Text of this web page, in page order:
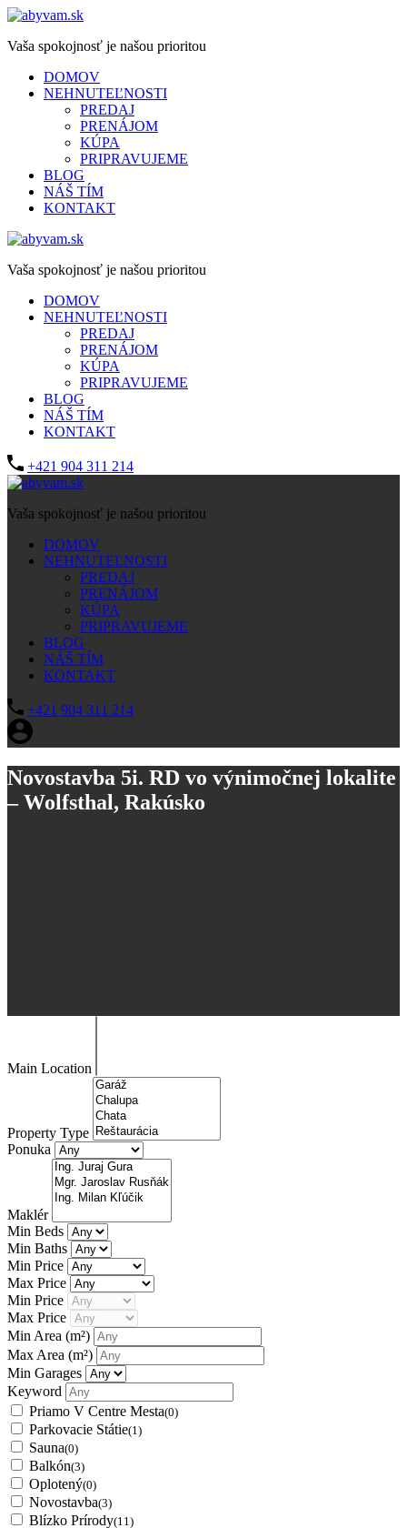
Vaša spokojnosť je našou prioritou
DOMOV
NEHNUTEĽNOSTI
PREDAJ
PRENÁJOM
KÚPA
PRIPRAVUJEME
BLOG
NÁŠ TÍM
KONTAKT
Vaša spokojnosť je našou prioritou
DOMOV
NEHNUTEĽNOSTI
PREDAJ
PRENÁJOM
KÚPA
PRIPRAVUJEME
BLOG
NÁŠ TÍM
KONTAKT
+421 904 311 214
Vaša spokojnosť je našou prioritou
DOMOV
NEHNUTEĽNOSTI
PREDAJ
PRENÁJOM
KÚPA
PRIPRAVUJEME
BLOG
NÁŠ TÍM
KONTAKT
+421 904 311 214
Novostavba 5i. RD vo výnimočnej lokalite
– Wolfsthal, Rakúsko
Main Location
Property Type
Ponuka
Maklér
Min Beds
Min Baths
Min Price
Max Price
Min Price
Max Price
Min Area (m²)
Max Area (m²)
Min Garages
Keyword
Priamo V Centre Mesta(0)
Parkovacie Státie(1)
Sauna(0)
Balkón(3)
Oplotený(0)
Novostavba(3)
Blízko Prírody(11)